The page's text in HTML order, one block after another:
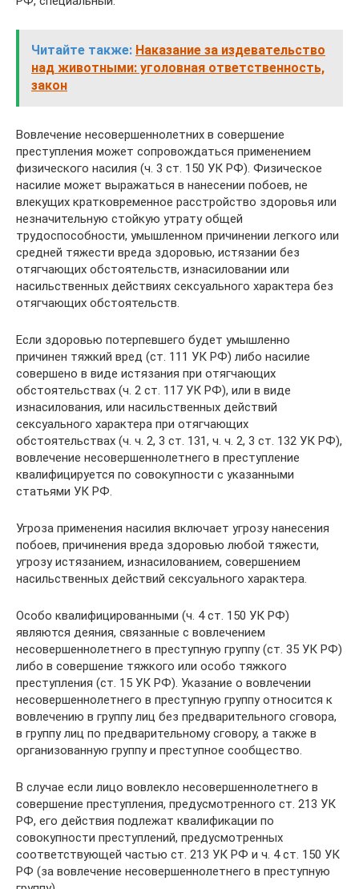
Читайте также: Наказание за издевательство
над животными: уголовная ответственность,
закон
Вовлечение несовершеннолетних в совершение
преступления может сопровождаться применением
физического насилия (ч. 3 ст. 150 УК РФ). Физическое
насилие может выражаться в нанесении побоев, не
влекущих кратковременное расстройство здоровья или
незначительную стойкую утрату общей
трудоспособности, умышленном причинении легкого или
средней тяжести вреда здоровью, истязании без
отягчающих обстоятельств, изнасиловании или
насильственных действиях сексуального характера без
отягчающих обстоятельств.
Если здоровью потерпевшего будет умышленно
причинен тяжкий вред (ст. 111 УК РФ) либо насилие
совершено в виде истязания при отягчающих
обстоятельствах (ч. 2 ст. 117 УК РФ), или в виде
изнасилования, или насильственных действий
сексуального характера при отягчающих
обстоятельствах (ч. ч. 2, 3 ст. 131, ч. ч. 2, 3 ст. 132 УК РФ),
вовлечение несовершеннолетнего в преступление
квалифицируется по совокупности с указанными
статьями УК РФ.
Угроза применения насилия включает угрозу нанесения
побоев, причинения вреда здоровью любой тяжести,
угрозу истязанием, изнасилованием, совершением
насильственных действий сексуального характера.
Особо квалифицированными (ч. 4 ст. 150 УК РФ)
являются деяния, связанные с вовлечением
несовершеннолетнего в преступную группу (ст. 35 УК РФ)
либо в совершение тяжкого или особо тяжкого
преступления (ст. 15 УК РФ). Указание о вовлечении
несовершеннолетнего в преступную группу относится к
вовлечению в группу лиц без предварительного сговора,
в группу лиц по предварительному сговору, а также в
организованную группу и преступное сообщество.
В случае если лицо вовлекло несовершеннолетнего в
совершение преступления, предусмотренного ст. 213 УК
РФ, его действия подлежат квалификации по
совокупности преступлений, предусмотренных
соответствующей частью ст. 213 УК РФ и ч. 4 ст. 150 УК
РФ (за вовлечение несовершеннолетнего в преступную